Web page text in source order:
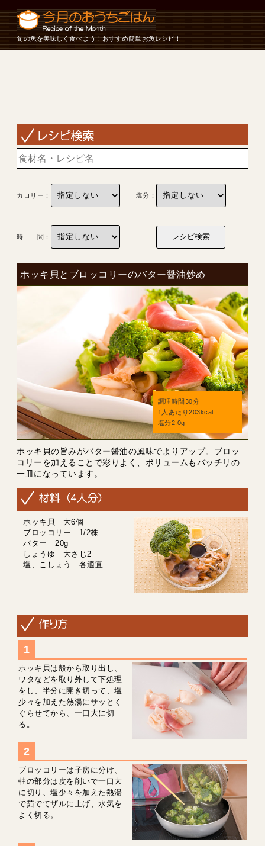
旬の魚を美味しく食べよう！おすすめ簡単お魚レシピ！
カロリー： 塩分：
時 間：
ホッキ貝とブロッコリーのバター醤油炒め
調理時間30分
1人あたり203kcal
塩分2.0g
ホッキ貝の旨みがバター醤油の風味でよりアップ。ブロッ
コリーを加えることで彩りよく、ボリュームもバッチリの
一皿になっています。
ホッキ貝 大6個
ブロッコリー 1/2株
バター 20g
しょうゆ 大さじ2
塩、こしょう 各適宜
ホッキ貝は殻から取り出し、
ワタなどを取り外して下処理
をし、半分に開き切って、塩
少々を加えた熱湯にサッとく
ぐらせてから、一口大に切
る。
ブロッコリーは子房に分け、
軸の部分は皮を削いで一口大
に切り、塩少々を加えた熱湯
で茹でてザルに上げ、水気を
よく切る。